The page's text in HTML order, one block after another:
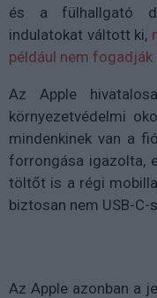
és a fülhallgató
indulatokat váltott ki,
például nem fogadják
Az Apple
környezetvédelmi
mindenkinek van a
forrongása igazolta,
töltőt is a régi
biztosan nem USB-C-
Az Apple azonban a